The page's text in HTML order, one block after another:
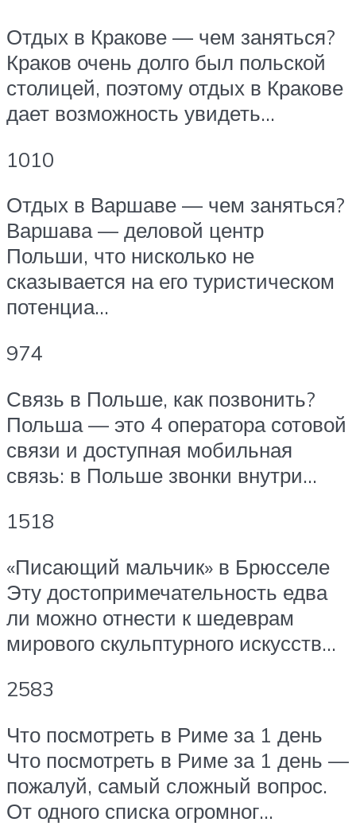
Отдых в Кракове — чем заняться?
Краков очень долго был польской
столицей, поэтому отдых в Кракове
дает возможность увидеть…
1010
Отдых в Варшаве — чем заняться?
Варшава — деловой центр
Польши, что нисколько не
сказывается на его туристическом
потенциа…
974
Связь в Польше, как позвонить?
Польша — это 4 оператора сотовой
связи и доступная мобильная
связь: в Польше звонки внутри…
1518
«Писающий мальчик» в Брюсселе
Эту достопримечательность едва
ли можно отнести к шедеврам
мирового скульптурного искусств…
2583
Что посмотреть в Риме за 1 день
Что посмотреть в Риме за 1 день —
пожалуй, самый сложный вопрос.
От одного списка огромног…